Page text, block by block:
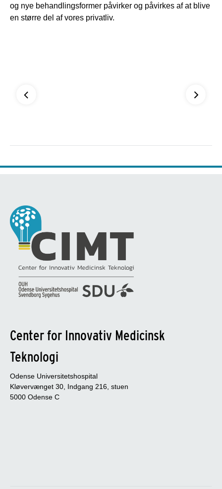
og nye behandlingsformer påvirker og påvirkes af at blive
en større del af vores privatliv.
Center for Innovativ Medicinsk
Teknologi
Odense Universitetshospital
Kløvervænget 30, Indgang 216, stuen
5000 Odense C